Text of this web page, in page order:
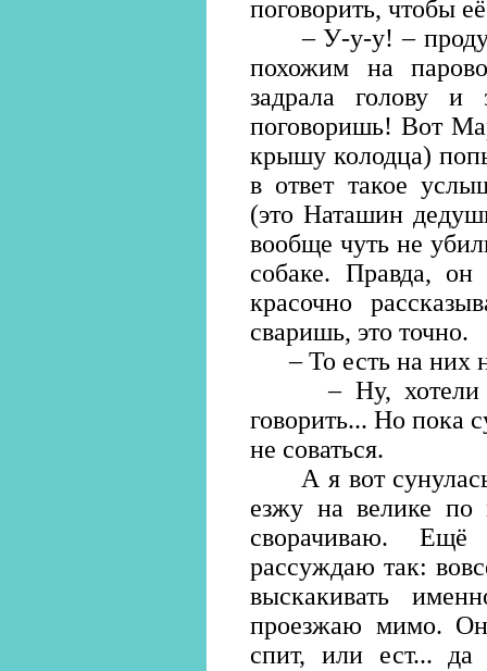
поговорить, чтобы
– У-у-у! –
похожим на
задрала голову
поговоришь! Вот
крышу колодца)
в ответ такое
(это Наташин
вообще чуть не
собаке. Правда,
красочно
сваришь, это точно.
– То есть на них
– Ну, хотели
говорить... Но пока
не соваться.
А я вот сунулась.
езжу на велике по
сворачиваю.
рассуждаю так:
выскакивать
проезжаю мимо.
спит, или ест...